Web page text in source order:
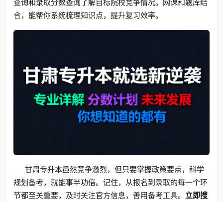
查询和录取分数查询了解目标院校竞争情况。网课和题库结
合，能帮你系统梳理知识点，提升复习效率。
甘肃专升本虽然竞争激烈，但只要掌握政策要点，科学
规划备考，就能事半功倍。记住，从报名到录取的每一个环
节都至关重要，及时关注官方信息，善用备考工具。 立即搜